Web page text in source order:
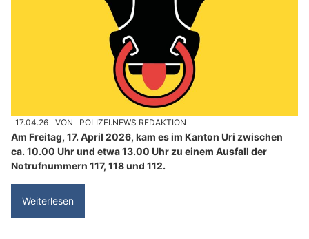
17.04.26 VON POLIZEI.NEWS REDAKTION
Am Freitag, 17. April 2026, kam es im Kanton Uri zwischen
ca. 10.00 Uhr und etwa 13.00 Uhr zu einem Ausfall der
Notrufnummern 117, 118 und 112.
Weiterlesen